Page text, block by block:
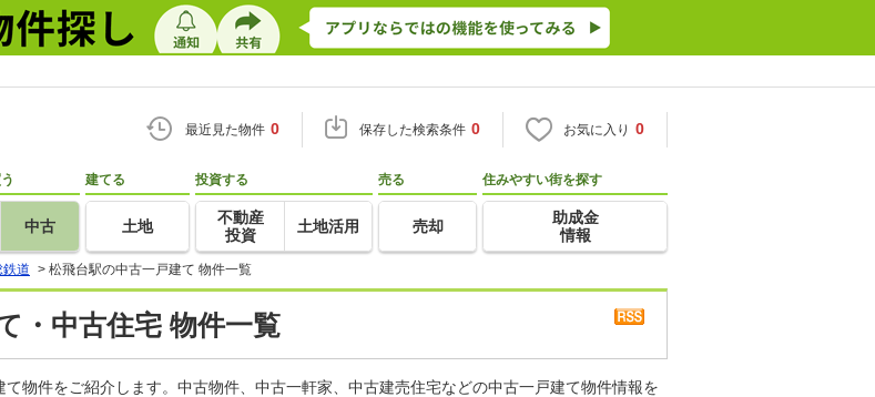
最近見た物件 0 保存した検索条件 0 お気に入り 0
中古
建てる
土地
投資する
不動産
投資
土地活用
売る
売却
住みやすい街を探す
助成金
情報
鉄道 > 松飛台駅の中古一戸建て 物件一覧
・中古住宅 物件一覧
物件をご紹介します。中古物件、中古一軒家、中古建売住宅などの中古一戸建て物件情報を